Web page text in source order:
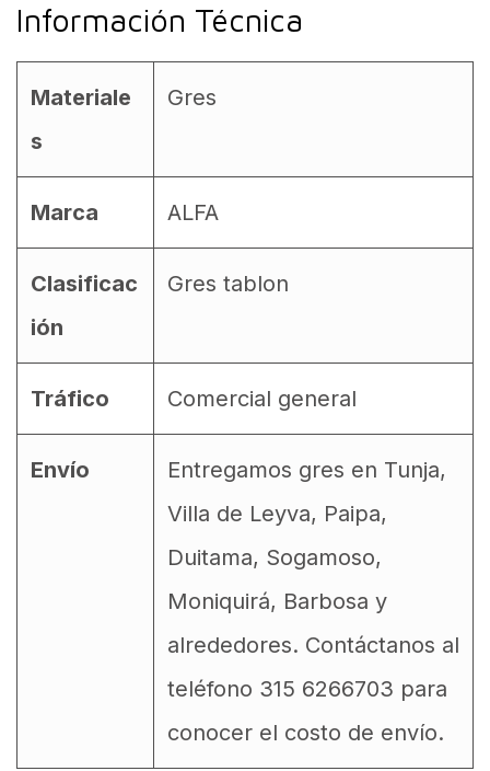
Información Técnica
Materiale
s
Gres
Marca ALFA
Clasificac
ión
Gres tablon
Tráfico Comercial general
Envío
Entregamos gres en Tunja,
Villa de Leyva, Paipa,
Duitama, Sogamoso,
Moniquirá, Barbosa y
alrededores. Contáctanos al
teléfono 315 6266703 para
conocer el costo de envío.